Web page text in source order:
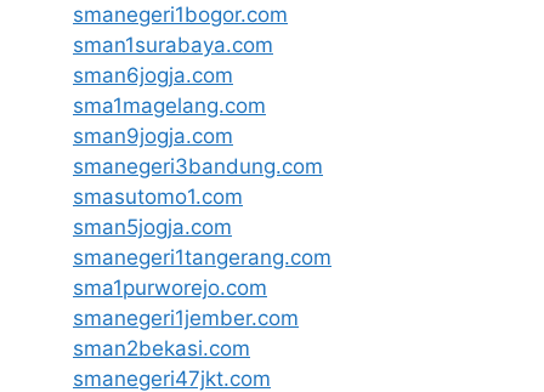
smanegeri1bogor.com
sman1surabaya.com
sman6jogja.com
sma1magelang.com
sman9jogja.com
smanegeri3bandung.com
smasutomo1.com
sman5jogja.com
smanegeri1tangerang.com
sma1purworejo.com
smanegeri1jember.com
sman2bekasi.com
smanegeri47jkt.com